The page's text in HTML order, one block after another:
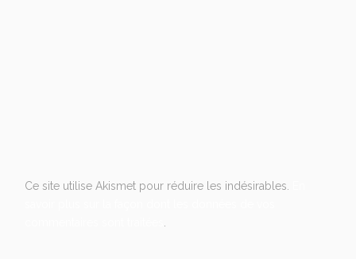
Ce site utilise Akismet pour réduire les indésirables.